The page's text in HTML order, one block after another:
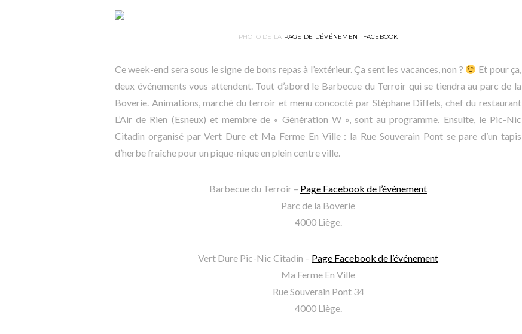
PHOTO DE LA PAGE DE L’ÉVÉNEMENT FACEBOOK
Ce week-end sera sous le signe de bons repas à l’extérieur. Ça sent les vacances, non ?
Et pour ça,
deux événements vous attendent. Tout d’abord le Barbecue du Terroir qui se tiendra au parc de la
Boverie. Animations, marché du terroir et menu concocté par Stéphane Diffels, chef du restaurant
L’Air de Rien (Esneux) et membre de « Génération W », sont au programme. Ensuite, le Pic-Nic
Citadin organisé par Vert Dure et Ma Ferme En Ville : la Rue Souverain Pont se pare d’un tapis
d’herbe fraîche pour un pique-nique en plein centre ville.
Barbecue du Terroir – Page Facebook de l’événement
Parc de la Boverie
4000 Liège.
Vert Dure Pic-Nic Citadin – Page Facebook de l’événement
Ma Ferme En Ville
Rue Souverain Pont 34
4000 Liège.